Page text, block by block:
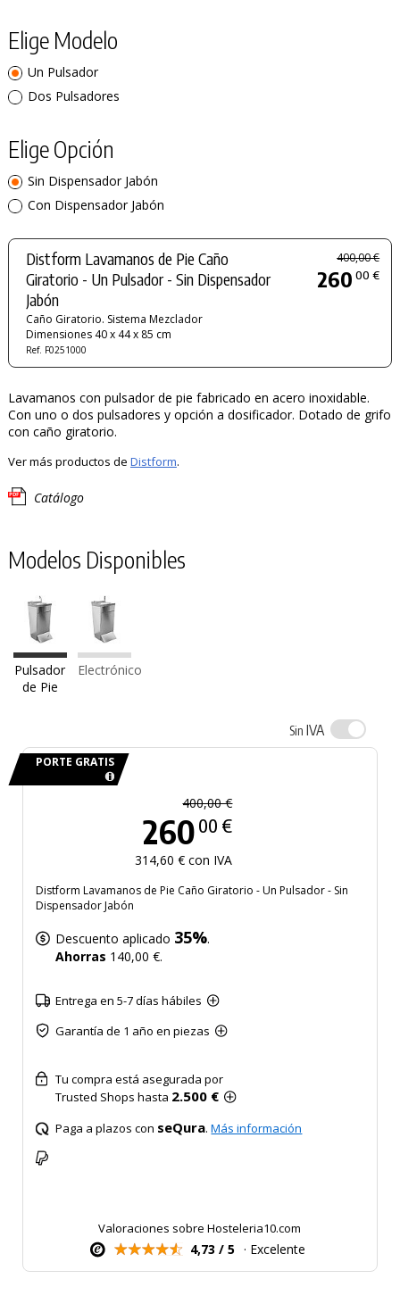
Elige Modelo
Un Pulsador
Dos Pulsadores
Elige Opción
Sin Dispensador Jabón
Con Dispensador Jabón
Distform Lavamanos de Pie Caño
Giratorio - Un Pulsador - Sin Dispensador
Jabón
Caño Giratorio. Sistema Mezclador
Dimensiones 40 x 44 x 85 cm
Ref. F0251000
400,00 €
260 00 €
Lavamanos con pulsador de pie fabricado en acero inoxidable.
Con uno o dos pulsadores y opción a dosificador. Dotado de grifo
con caño giratorio.
Ver más productos de Distform.
Catálogo
Modelos Disponibles
Pulsador
de Pie
Electrónico
Sin IVA
PORTE GRATIS
400,00 €
260 00 €
314,60 € con IVA
Distform Lavamanos de Pie Caño Giratorio - Un Pulsador - Sin
Dispensador Jabón
Descuento aplicado 35%.
Ahorras 140,00 €.
Entrega en 5-7 días hábiles
Garantía de 1 año en piezas
Tu compra está asegurada por
Trusted Shops hasta 2.500 €
Paga a plazos con seQura.Más información
Valoraciones sobre Hosteleria10.com
4,73 / 5 · Excelente